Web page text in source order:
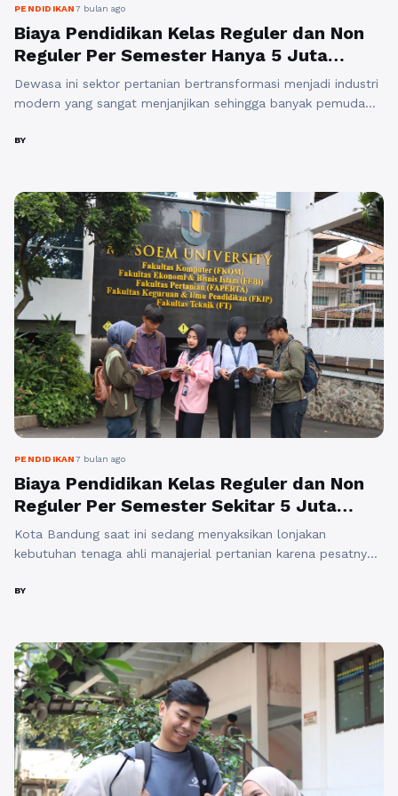
PENDIDIKAN7 bulan ago
Biaya Pendidikan Kelas Reguler dan Non
Reguler Per Semester Hanya 5 Juta
Untuk Agribisnis S1 Pilihan Kampus Kelas
Karyawan Di Bandung
Dewasa ini sektor pertanian bertransformasi menjadi industri
modern yang sangat menjanjikan sehingga banyak pemuda
kesuksesan profesional di Bandung tahun 2026. Urgensi topik
pasok, serta relevansi perkembangan keilmuan modern
terhadap tuntutan ekosistem agribisnis s1 ...
Baca
Selengkapnya
BY
PENDIDIKAN7 bulan ago
Biaya Pendidikan Kelas Reguler dan Non
Reguler Per Semester Sekitar 5 Juta
untuk Agribisnis S1 Pilihan Kuliah di
Bandung Murah
Kota Bandung saat ini sedang menyaksikan lonjakan
kebutuhan tenaga ahli manajerial pertanian karena pesatnya
Jawa Barat pada awal tahun 2026. Urgensi pemilihan
dalam manajemen usaha tani, serta menjaga relevansi kuat
terhadap perkembangan karir lulusan ...
Baca Selengkapnya
BY